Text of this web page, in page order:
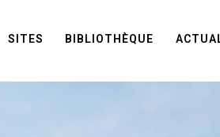
SITES BIBLIOTHÈQUE